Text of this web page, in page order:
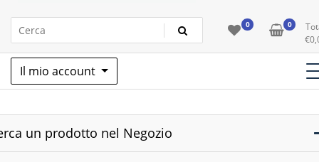
Max Power Integratori 0 0
€
Il mio account
un prodotto nel Negozio